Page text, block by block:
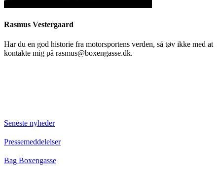
Rasmus Vestergaard
Har du en god historie fra motorsportens verden, så tøv ikke med at
kontakte mig på rasmus@boxengasse.dk.
Seneste nyheder
Pressemeddelelser
Bag Boxengasse